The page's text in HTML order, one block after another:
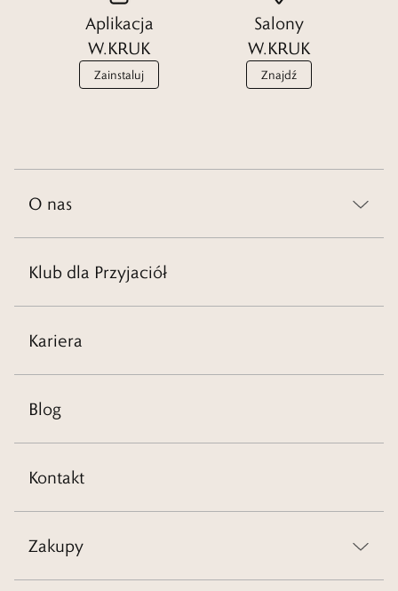
Aplikacja
W.KRUK
Zainstaluj
Salony
W.KRUK
Znajdź
O nas
Klub dla Przyjaciół
Kariera
Blog
Kontakt
Zakupy